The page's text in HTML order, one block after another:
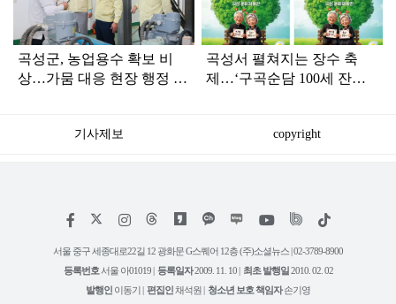
곡성군, 농업용수 확보 비
상…가뭄 대응 현장 행정 강
곡성서 펼쳐지는 장수 축
제…‘구곡순담 100세 잔치’
기사제보 copyright
페
스
인
타
램
위
트
유
튜
틱
서울 중구 세종대로22길 12 광화문 G스퀘어 12층 (주)소셜뉴스 | 02-3789-8900
등록번호 서울 아01019 | 등록일자2009. 11. 10 | 최초 발행일2010. 02. 02
발행인 이동기 | 편집인채석원 | 청소년 보호 책임자손기영